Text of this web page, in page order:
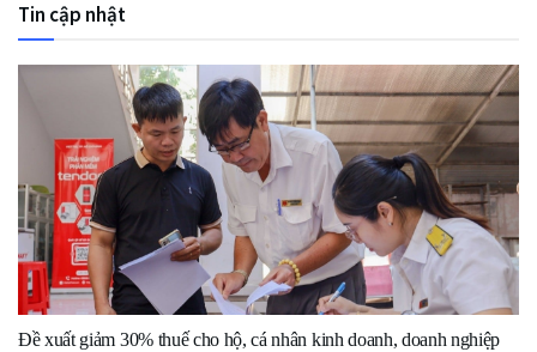
Tin cập nhật
Đề xuất giảm 30% thuế cho hộ, cá nhân kinh doanh, doanh nghiệp